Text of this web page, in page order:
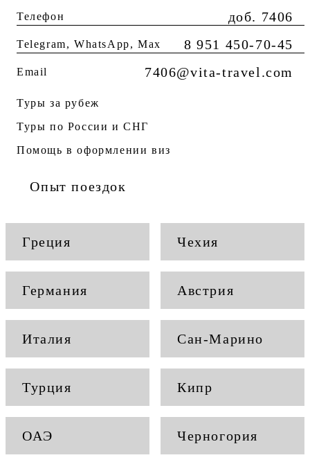
Телефон доб. 7406
Telegram, WhatsApp, Мах 8 951 450-70-45
Email 7406@vita-travel.com
Туры за рубеж
Туры по России и СНГ
Помощь в оформлении виз
Опыт поездок
Греция Чехия
Германия Австрия
Италия Сан-Марино
Турция Кипр
ОАЭ Черногория